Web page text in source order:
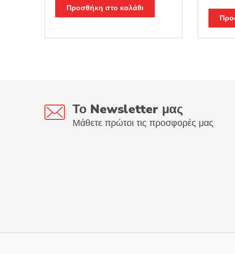
was:
39.00€.
τιμή
είναι:
Προσθήκη στο καλάθι
was:
Το Newsletter μας
Μάθετε πρώτοι τις προσφορές μας